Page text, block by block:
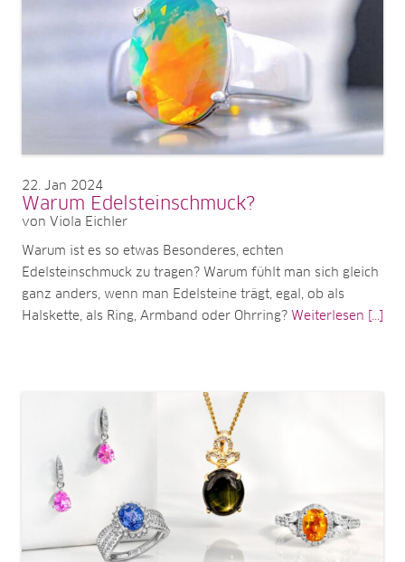
22 Jan 2024
Warum Edelsteinschmuck?
von Viola Eichler
Warum ist es so etwas Besonderes, echten
Edelsteinschmuck zu tragen? Warum fühlt man sich gleich
ganz anders, wenn man Edelsteine trägt, egal, ob als
Halskette, als Ring, Armband oder Ohrring? Weiterlesen [...]